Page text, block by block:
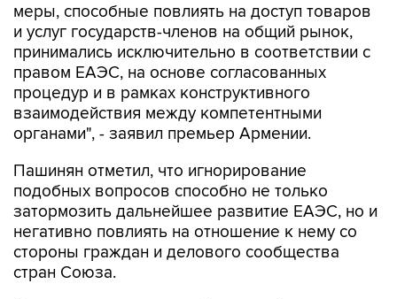
меры, способные повлиять на доступ товаров
и услуг государств-членов на общий рынок,
принимались исключительно в соответствии с
правом ЕАЭС, на основе согласованных
процедур и в рамках конструктивного
взаимодействия между компетентными
органами", - заявил премьер Армении.
Пашинян отметил, что игнорирование
подобных вопросов способно не только
затормозить дальнейшее развитие ЕАЭС, но и
негативно повлиять на отношение к нему со
стороны граждан и делового сообщества
стран Союза.